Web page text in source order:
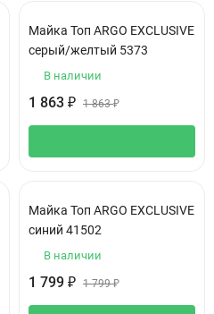
Майка Топ ARGO EXCLUSIVE
серый/желтый 5373
В наличии
1 863 ₽ 1 863₽
Майка Топ ARGO EXCLUSIVE
синий 41502
В наличии
1 799 ₽ 1 799₽